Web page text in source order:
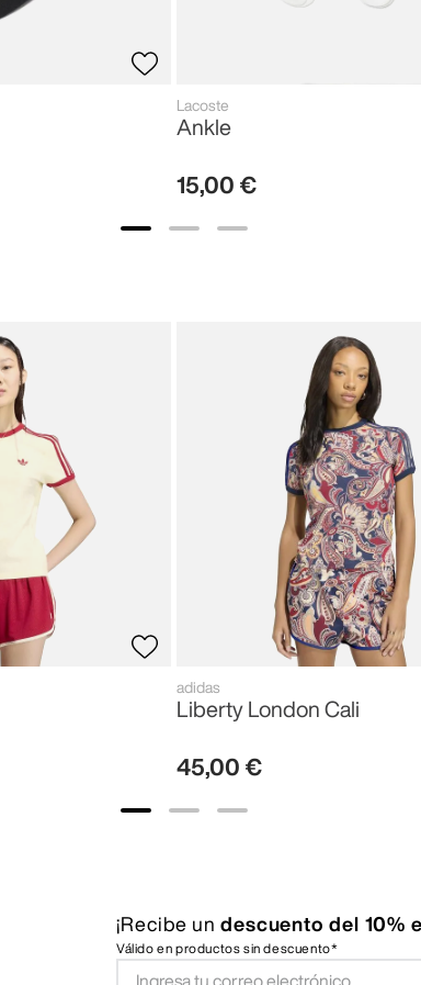
Lacoste
Ankle
15,00 €
adidas
Liberty London Cali
45,00 €
¡Recibe un descuento del 10%
Válido en productos sin descuento*